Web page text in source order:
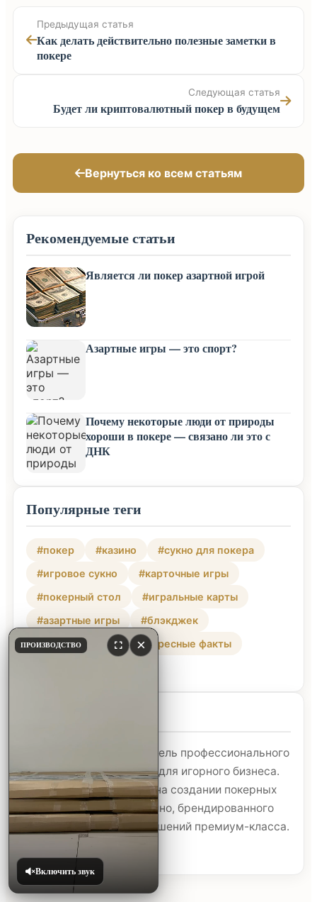
Предыдущая статья
Как делать действительно полезные заметки в
покере
Следующая статья
Будет ли криптовалютный покер в будущем
Вернуться ко всем статьям
Рекомендуемые статьи
Является ли покер азартной игрой
Азартные игры — это спорт?
Почему некоторые люди от природы
хороши в покере — связано ли это с
ДНК
Популярные теги
#покер #казино
#сукно для покера
#игровое сукно
#карточные игры
#покерный стол
#игральные карты
#азартные игры
#блэкджек
#как выбрать
#интересные факты
АйДжиСи — производитель профессионального
оборудования и мебели для игорного бизнеса.
Мы специализируемся на создании покерных
столов, мебели для казино, брендированного
сукна и интерьерных решений премиум-класса.
Узнать больше
ПРОИЗВОДСТВО ×
Включить звук